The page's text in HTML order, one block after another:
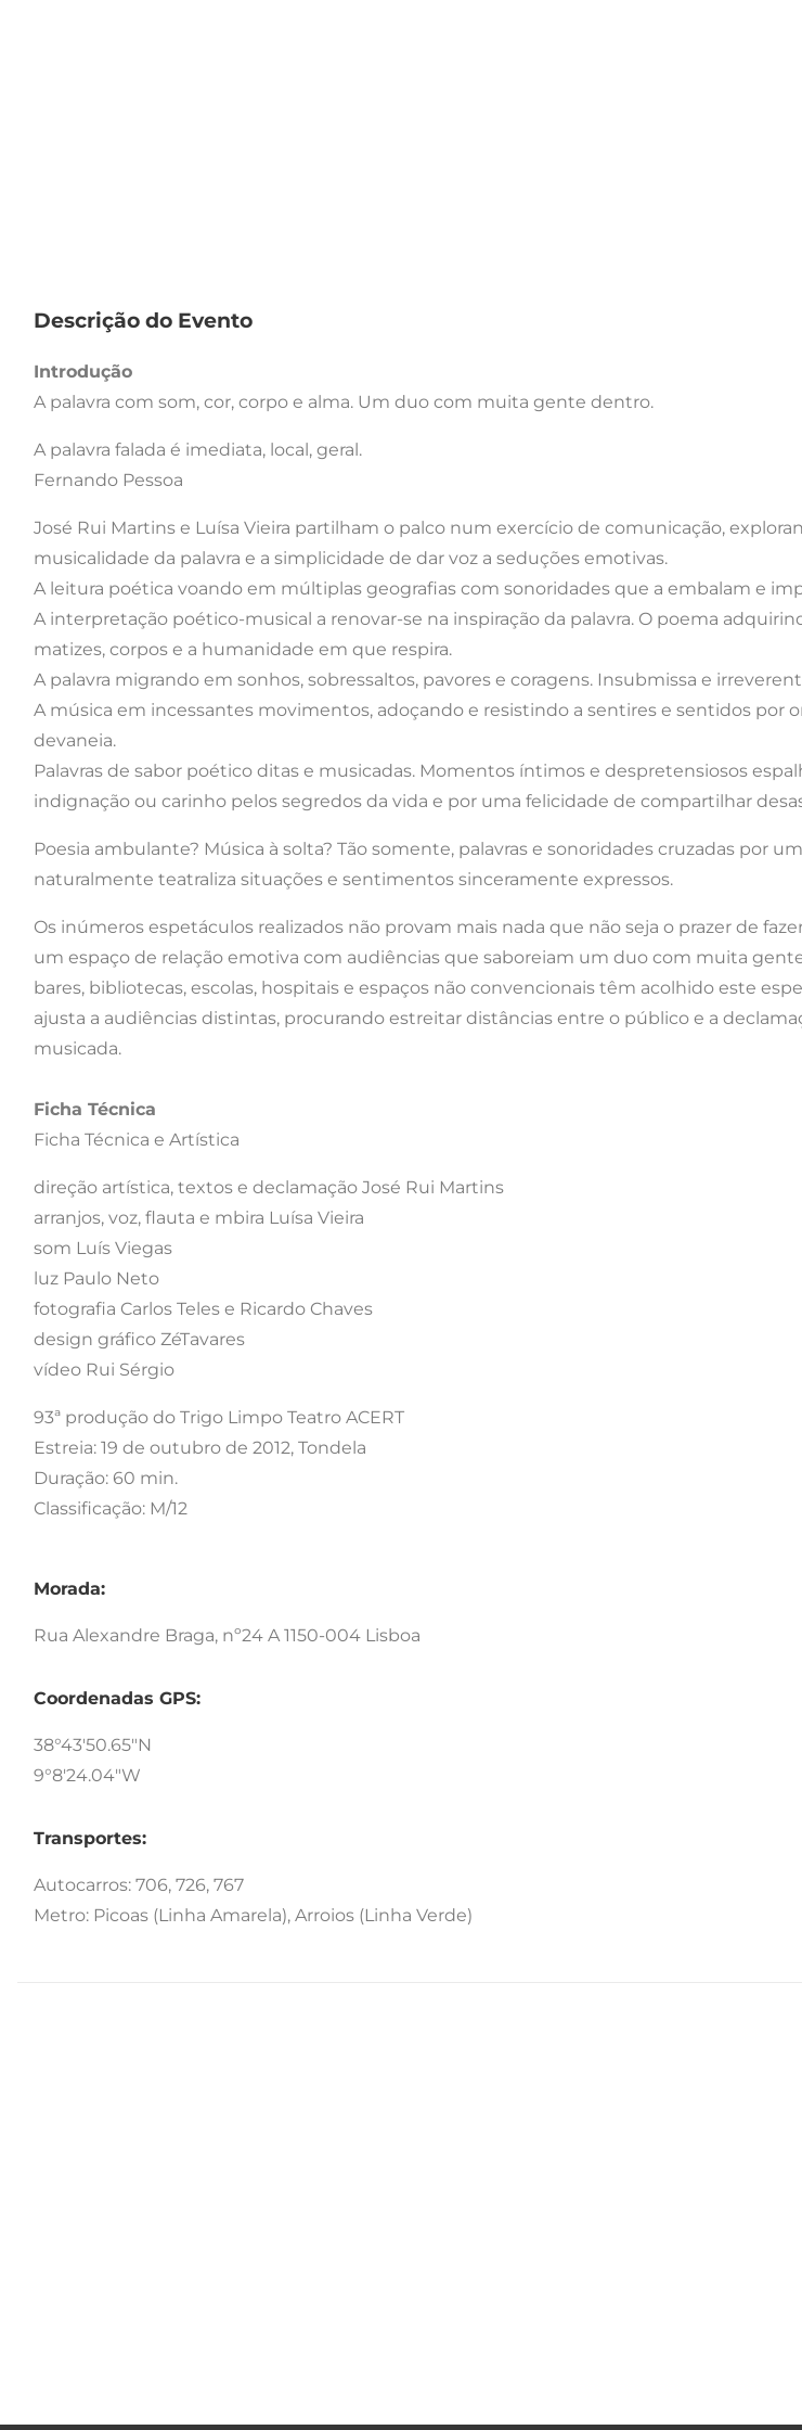
Descrição do Evento
Introdução
A palavra com som, cor, corpo e alma. Um duo com muita gente dentro.
A palavra falada é imediata, local, geral.
Fernando Pessoa
José Rui Martins e Luísa Vieira partilham o palco num exercício de comunicação,
musicalidade da palavra e a simplicidade de dar voz a seduções emotivas.
A leitura poética voando em múltiplas geografias com sonoridades que a embalam e
A interpretação poético-musical a renovar-se na inspiração da palavra. O poema
matizes, corpos e a humanidade em que respira.
A palavra migrando em sonhos, sobressaltos, pavores e coragens. Insubmissa e
A música em incessantes movimentos, adoçando e resistindo a sentires e sentidos por
devaneia.
Palavras de sabor poético ditas e musicadas. Momentos íntimos e despretensiosos
indignação ou carinho pelos segredos da vida e por uma felicidade de compartilhar
Poesia ambulante? Música à solta? Tão somente, palavras e sonoridades cruzadas por
naturalmente teatraliza situações e sentimentos sinceramente expressos.
Os inúmeros espetáculos realizados não provam mais nada que não seja o prazer de
um espaço de relação emotiva com audiências que saboreiam um duo com muita
bares, bibliotecas, escolas, hospitais e espaços não convencionais têm acolhido este
ajusta a audiências distintas, procurando estreitar distâncias entre o público e a
musicada.
Ficha Técnica
Ficha Técnica e Artística
direção artística, textos e declamação José Rui Martins
arranjos, voz, flauta e mbira Luísa Vieira
som Luís Viegas
luz Paulo Neto
fotografia Carlos Teles e Ricardo Chaves
design gráfico ZéTavares
vídeo Rui Sérgio
93ª produção do Trigo Limpo Teatro ACERT
Estreia: 19 de outubro de 2012, Tondela
Duração: 60 min.
Classificação: M/12
Morada:
Rua Alexandre Braga, nº24 A 1150-004 Lisboa
Coordenadas GPS:
38°43'50.65"N
9°8'24.04"W
Transportes:
Autocarros: 706, 726, 767
Metro: Picoas (Linha Amarela), Arroios (Linha Verde)